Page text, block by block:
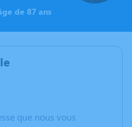
de 87 ans
que nous vous